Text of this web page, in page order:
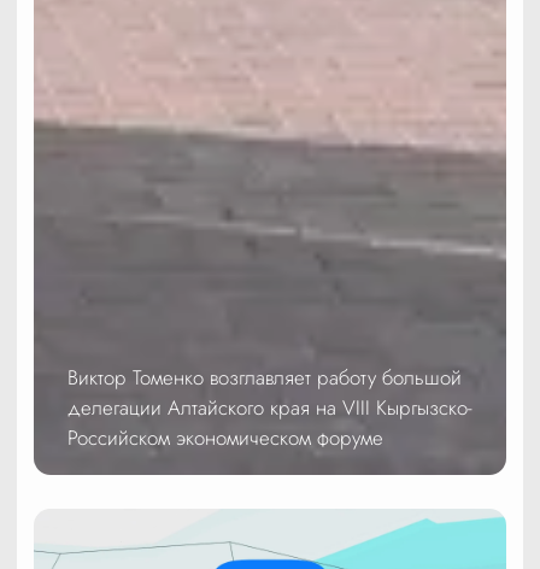
Виктор Томенко возглавляет работу большой
делегации Алтайского края на VIII Кыргызско-
Российском экономическом форуме